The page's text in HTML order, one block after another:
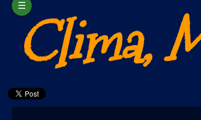
☰Clima,